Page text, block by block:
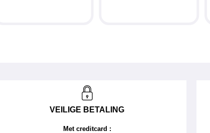
VEILIGE BETALING
Met creditcard :